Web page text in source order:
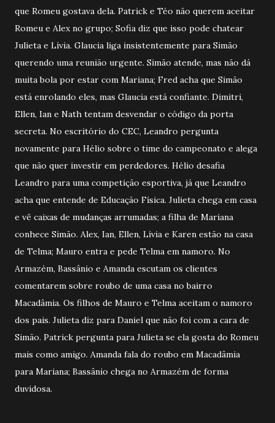
que Romeu gostava dela. Patrick e Téo não querem aceitar
Romeu e Alex no grupo; Sofia diz que isso pode chatear
Julieta e Lívia. Glaucia liga insistentemente para Simão
querendo uma reunião urgente. Simão atende, mas não dá
muita bola por estar com Mariana; Fred acha que Simão
está enrolando eles, mas Glaucia está confiante. Dimitri,
Ellen, Ian e Nath tentam desvendar o código da porta
secreta. No escritório do CEC, Leandro pergunta
novamente para Hélio sobre o time do campeonato e alega
que não quer investir em perdedores. Hélio desafia
Leandro para uma competição esportiva, já que Leandro
acha que entende de Educação Física. Julieta chega em casa
e vê caixas de mudanças arrumadas; a filha de Mariana
conhece Simão. Alex, Ian, Ellen, Lívia e Karen estão na casa
de Telma; Mauro entra e pede Telma em namoro. No
Armazém, Bassânio e Amanda escutam os clientes
comentarem sobre roubo de uma casa no bairro
Macadâmia. Os filhos de Mauro e Telma aceitam o namoro
dos pais. Julieta diz para Daniel que não foi com a cara de
Simão. Patrick pergunta para Julieta se ela gosta do Romeu
mais como amigo. Amanda fala do roubo em Macadâmia
para Mariana; Bassânio chega no Armazém de forma
duvidosa.